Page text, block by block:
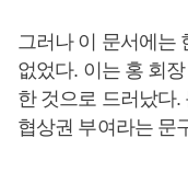
그러나 이 문서에는
없었다. 이는 홍 회
한 것으로 드러났다
협상권 부여라는 문